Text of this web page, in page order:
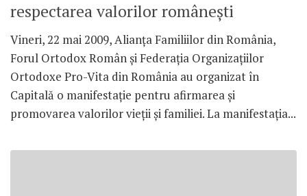
respectarea valorilor româneşti
Vineri, 22 mai 2009, Alianţa Familiilor din România,
Forul Ortodox Român şi Federaţia Organizaţiilor
Ortodoxe Pro-Vita din România au organizat în
Capitală o manifestaţie pentru afirmarea şi
promovarea valorilor vieţii şi familiei. La manifestaţia...